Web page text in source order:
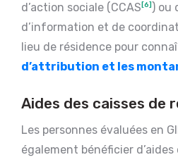
d’action sociale (CCAS [6] ) ou
d’information et de
lieu de résidence pour
d’attribution et les
Aides des caisses de
Les personnes évaluées en
également bénéficier